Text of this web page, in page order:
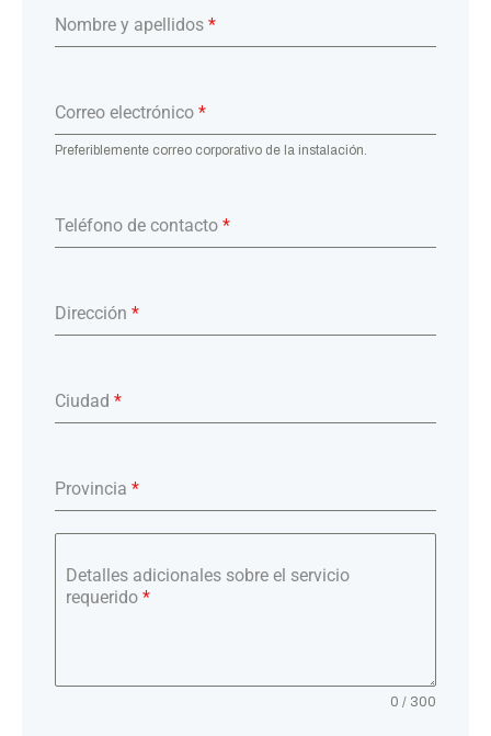
Nombre y apellidos *
Correo electrónico *
Preferiblemente correo corporativo de la instalación.
Teléfono de contacto *
Dirección *
Ciudad *
Provincia *
Detalles adicionales sobre el servicio
requerido *
0 / 300